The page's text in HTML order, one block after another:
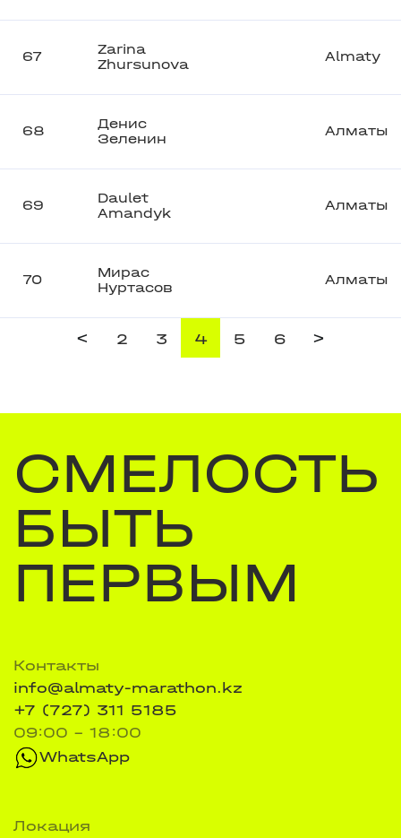
67
Zarina
Zhursunova
Almaty
68
Денис
Зеленин
Алматы
69
Daulet
Amandyk
Алматы
70
Мирас
Нуртасов
Алматы
< 2 3 4 5 6 >
СМЕЛОСТЬ
БЫТЬ
ПЕРВЫМ
Контакты
info@almaty-marathon.kz
+7 (727) 311 5185
09:00 - 18:00
WhatsApp
Локация